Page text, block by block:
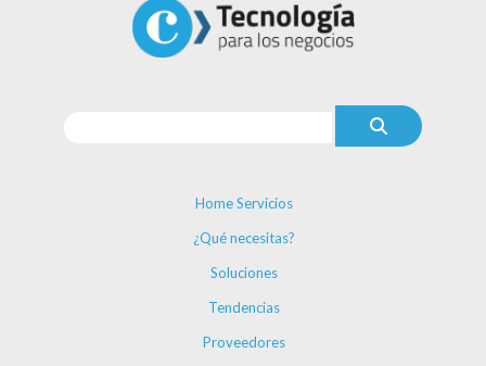
Home Servicios
¿Qué necesitas?
Soluciones
Tendencias
Proveedores